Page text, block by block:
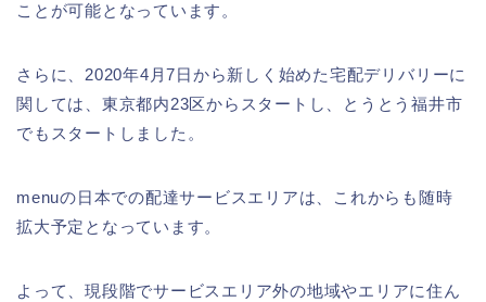
ことが可能となっています。
さらに、2020年4月7日から新しく始めた宅配デリバリーに
関しては、東京都内23区からスタートし、とうとう福井市
でもスタートしました。
menuの日本での配達サービスエリアは、これからも随時
拡大予定となっています。
よって、現段階でサービスエリア外の地域やエリアに住ん